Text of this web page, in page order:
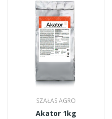
SZAŁAS AGRO
Akator 1kg